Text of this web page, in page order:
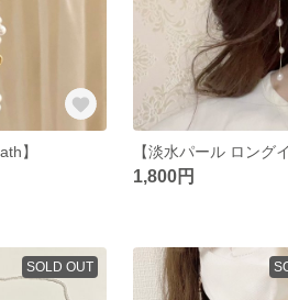
】
1,800円
SOLD OUT